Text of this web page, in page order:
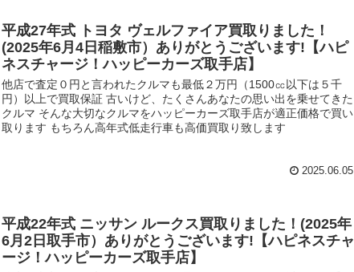
平成27年式 トヨタ ヴェルファイア買取りました！
(2025年6月4日稲敷市）ありがとうございます!【ハピ
ネスチャージ！ハッピーカーズ取手店】
他店で査定０円と言われたクルマも最低２万円（1500㏄以下は５千
円）以上で買取保証 古いけど、たくさんあなたの思い出を乗せてきた
クルマ そんな大切なクルマをハッピーカーズ取手店が適正価格で買い
取ります もちろん高年式低走行車も高価買取り致します
2025.06.05
平成22年式 ニッサン ルークス買取りました！(2025年
6月2日取手市）ありがとうございます!【ハピネスチャ
ージ！ハッピーカーズ取手店】